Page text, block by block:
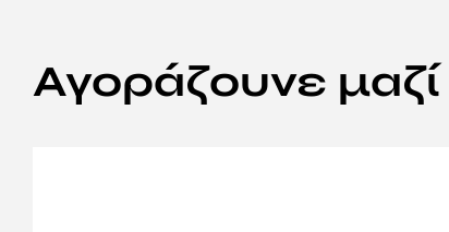
Αγοράζουνε μαζί